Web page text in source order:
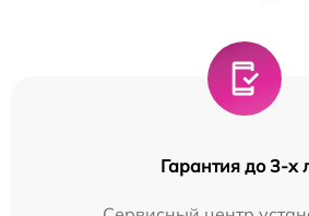
Гарантия до 3-х